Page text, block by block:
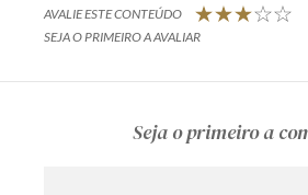
AVALIE ESTE CONTEÚDO
SEJA O PRIMEIRO A AVALIAR
Seja o primeiro a